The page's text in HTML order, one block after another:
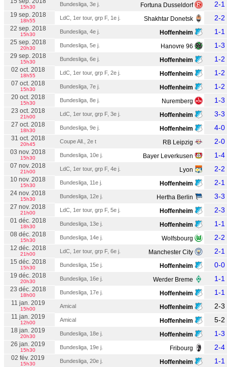
15h30 Bundesliga, 3e j. Fortuna Dusseldorf 2-1
19 sep. 2018
18h55 LdC, 1er tour, grp F, 1e j. Shakhtar Donetsk 2-2
22 sep. 2018
15h30 Bundesliga, 4e j. Hoffenheim 1-1
25 sep. 2018
20h30 Bundesliga, 5e j. Hanovre 96 1-3
29 sep. 2018
15h30 Bundesliga, 6e j. Hoffenheim 1-2
02 oct. 2018
18h55 LdC, 1er tour, grp F, 2e j. Hoffenheim 1-2
07 oct. 2018
15h30 Bundesliga, 7e j. Hoffenheim 1-2
20 oct. 2018
15h30 Bundesliga, 8e j. Nuremberg 1-3
23 oct. 2018
21h00 LdC, 1er tour, grp F, 3e j. Hoffenheim 3-3
27 oct. 2018
18h30 Bundesliga, 9e j. Hoffenheim 4-0
31 oct. 2018
20h45 Coupe All., 2e t RB Leipzig 2-0
03 nov. 2018
15h30 Bundesliga, 10e j. Bayer Leverkusen 1-4
07 nov. 2018
21h00 LdC, 1er tour, grp F, 4e j. Lyon 2-2
10 nov. 2018
15h30 Bundesliga, 11e j. Hoffenheim 2-1
24 nov. 2018
15h30 Bundesliga, 12e j. Hertha Berlin 3-3
27 nov. 2018
21h00 LdC, 1er tour, grp F, 5e j. Hoffenheim 2-3
01 déc. 2018
18h30 Bundesliga, 13e j. Hoffenheim 1-1
08 déc. 2018
15h30 Bundesliga, 14e j. Wolfsbourg 2-2
12 déc. 2018
21h00 LdC, 1er tour, grp F, 6e j. Manchester City 2-1
15 déc. 2018
15h30 Bundesliga, 15e j. Hoffenheim 0-0
19 déc. 2018
20h30 Bundesliga, 16e j. Werder Breme 1-1
23 déc. 2018
18h00 Bundesliga, 17e j. Hoffenheim 1-1
11 jan. 2019
15h00 Amical Hoffenheim 2-3
11 jan. 2019
12h00 Amical Hoffenheim 5-2
18 jan. 2019
20h30 Bundesliga, 18e j. Hoffenheim 1-3
26 jan. 2019
15h30 Bundesliga, 19e j. Fribourg 2-4
02 fév. 2019
15h30 Bundesliga, 20e j. Hoffenheim 1-1